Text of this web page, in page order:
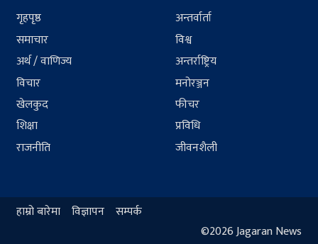
गृहपृष्ठ
समाचार
अर्थ / वाणिज्य
विचार
खेलकुद
शिक्षा
राजनीति
अन्तर्वार्ता
विश्व
अन्तर्राष्ट्रिय
मनोरञ्जन
फीचर
प्रविधि
जीवनशैली
हाम्रो बारेमा विज्ञापन सम्पर्क
©2026 Jagaran News